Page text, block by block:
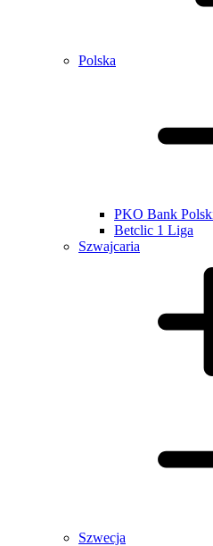
Polska
PKO Bank
Betclic 1 Liga
Szwajcaria
Szwecja